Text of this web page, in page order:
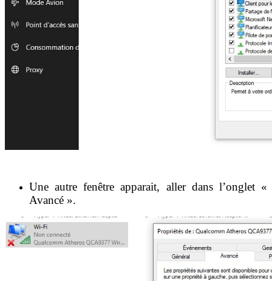
Une autre fenêtre apparait, aller dans l’onglet «
Avancé ».